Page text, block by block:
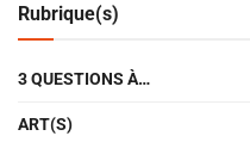
Rubrique(s)
3 QUESTIONS À…
ART(S)